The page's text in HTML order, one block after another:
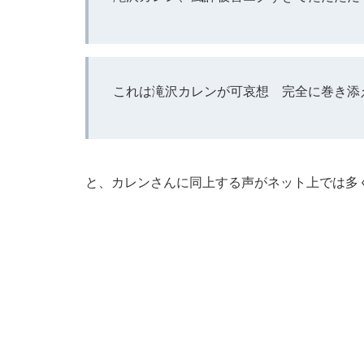
これは滝沢カレンが可哀想 完全に巻き添
と、カレンさんに同上する声がネット上では多